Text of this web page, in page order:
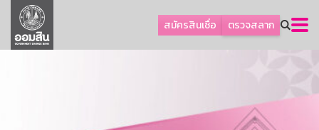
สมัครสินเชื่อ ตรวจสลาก
ลูกค้าธุรกิจ
ลูกค้าผู้ประกอบรายย่อย